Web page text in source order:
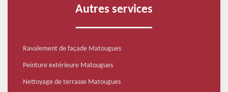
Autres services
Ravalement de façade Matougues
Peinture extérieure Matougues
Nettoyage de terrasse Matougues